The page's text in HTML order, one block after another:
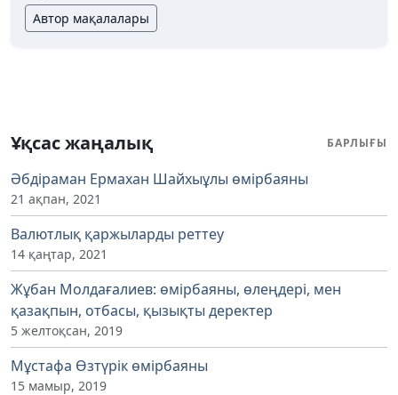
Автор мақалалары
Ұқсас жаңалық БАРЛЫҒЫ
Әбдіраман Ермахан Шайхыұлы өмірбаяны
21 ақпан, 2021
Валютлық қаржыларды реттеу
14 қаңтар, 2021
Жұбан Молдағалиев: өмірбаяны, өлеңдері, мен
қазақпын, отбасы, қызықты деректер
5 желтоқсан, 2019
Мұстафа Өзтүрік өмірбаяны
15 мамыр, 2019